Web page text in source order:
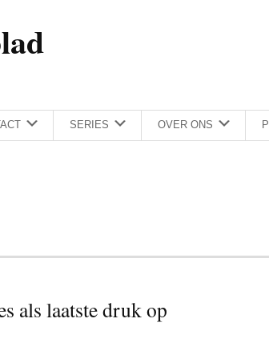
SERIES OVER ONS
als laatste druk op